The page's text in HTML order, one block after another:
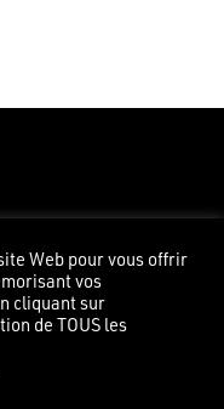
Web pour vous offrir
vos
cliquant sur
de TOUS les